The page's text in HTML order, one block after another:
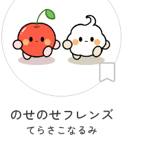
のせのせフレンズ
てらさこなるみ